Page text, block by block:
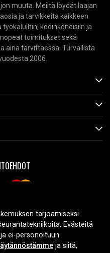
muuta. Meiltä löydät laajan
ja tarvikkeita kaikkeen
kodinkoneisiin ja
toimitukset sekä
aina tarvittaessa. Turvallista
2006.
tarjoamiseksi
Evästeitä
ei-personoituun
ja siitä,